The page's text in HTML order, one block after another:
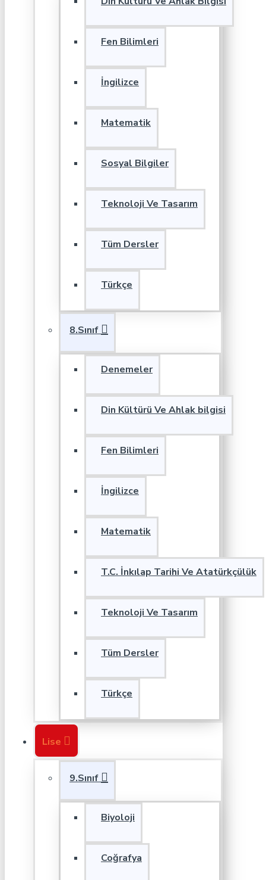
Fen Bilimleri
İngilizce
Matematik
Sosyal Bilgiler
Teknoloji Ve Tasarım
Tüm Dersler
Türkçe
8.Sınıf
Denemeler
Din Kültürü Ve Ahlak bilgisi
Fen Bilimleri
İngilizce
Matematik
T.C. İnkılap Tarihi Ve Atatürkçülük
Teknoloji Ve Tasarım
Tüm Dersler
Türkçe
Lise
9.Sınıf
Biyoloji
Coğrafya